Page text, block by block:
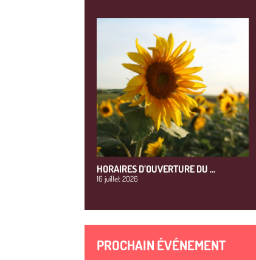
HORAIRES D’OUVERTURE DU …
16 juillet 2026
PROCHAIN ÉVÉNEMENT